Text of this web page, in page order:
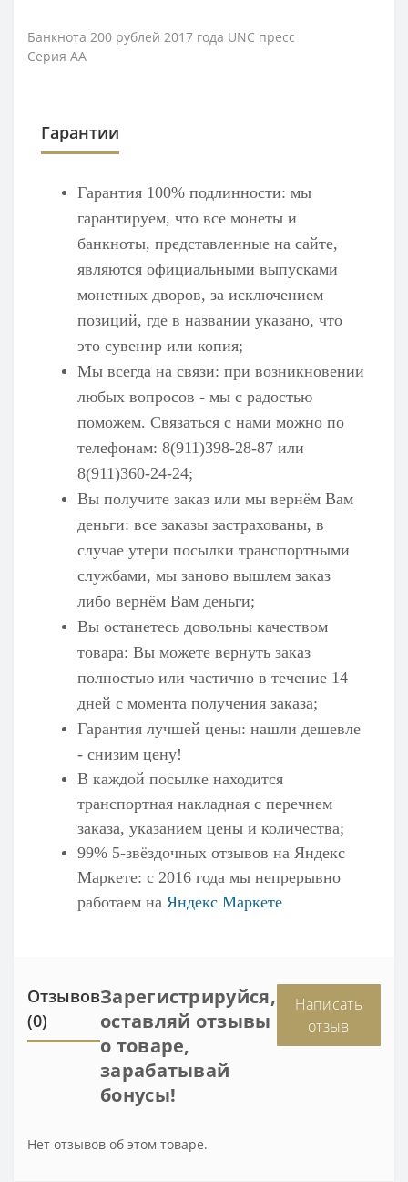
Банкнота 200 рублей 2017 года UNC пресс
Серия АА
Гарантии
Гарантия 100% подлинности: мы
гарантируем, что все монеты и
банкноты, представленные на сайте,
являются официальными выпусками
монетных дворов, за исключением
позиций, где в названии указано, что
это сувенир или копия;
Мы всегда на связи: при возникновении
любых вопросов - мы с радостью
поможем. Связаться с нами можно по
телефонам: 8(911)398-28-87 или
8(911)360-24-24;
Вы получите заказ или мы вернём Вам
деньги: все заказы застрахованы, в
случае утери посылки транспортными
службами, мы заново вышлем заказ
либо вернём Вам деньги;
Вы останетесь довольны качеством
товара: Вы можете вернуть заказ
полностью или частично в течение 14
дней с момента получения заказа;
Гарантия лучшей цены: нашли дешевле
- снизим цену!
В каждой посылке находится
транспортная накладная с перечнем
заказа, указанием цены и количества;
99% 5-звёздочных отзывов на Яндекс
Маркете: с 2016 года мы непрерывно
работаем на Яндекс Маркете
Отзывов
(0)
Зарегистрируйся,
оставляй отзывы
о товаре,
зарабатывай
бонусы!
Написать
отзыв
Нет отзывов об этом товаре.